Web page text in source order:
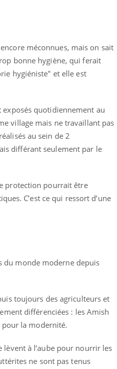
méconnues, mais on sait
bonne hygiène, qui ferait
hygiéniste" et elle est
exposés quotidiennement au
village mais ne travaillant pas
au sein de 2
différant seulement par le
protection pourrait être
C’est ce qui ressort d’une
du monde moderne depuis
toujours des agriculteurs et
différenciées : les Amish
pour la modernité.
lèvent à l’aube pour nourrir les
ne sont pas tenus
numérique » pour
l’accès à la médecine
lié à un groupe
innove en matière de bilan de